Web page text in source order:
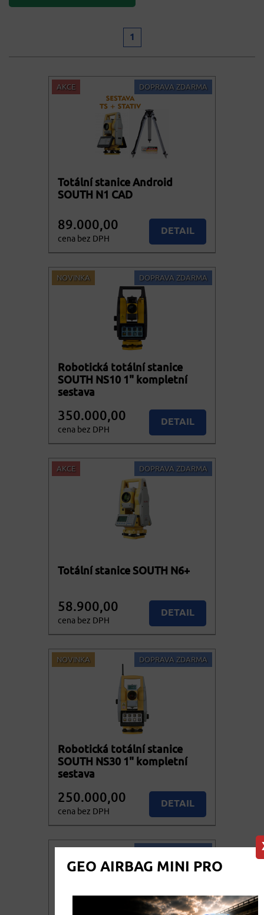
GEO AIRBAG MINI PRO
1
AKCE DOPRAVA ZDARMA
Totální stanice Android
SOUTH N1 CAD
89.000,00
cena bez DPH
DETAIL
KOUPIT
NOVINKA DOPRAVA ZDARMA
Robotická totální stanice
SOUTH NS10 1" kompletní
sestava
350.000,00
cena bez DPH
DETAIL
KOUPIT
AKCE DOPRAVA ZDARMA
Totální stanice SOUTH N6+
58.900,00
cena bez DPH
DETAIL
KOUPIT
NOVINKA DOPRAVA ZDARMA
Robotická totální stanice
SOUTH NS30 1" kompletní
sestava
250.000,00
cena bez DPH
DETAIL
KOUPIT
DOPRAVA ZDARMA